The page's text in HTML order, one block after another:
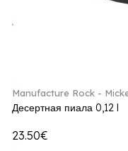
Manufacture Rock -
Десертная пиала 0,12 l
23.50€